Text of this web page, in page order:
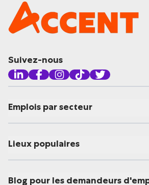
Suivez-nous
Emplois par secteur
Lieux populaires
Blog pour les demandeurs